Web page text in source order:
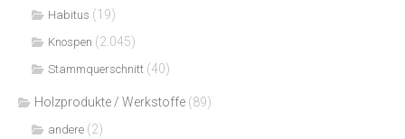
Habitus (19)
Knospen (2.045)
Stammquerschnitt (40)
Holzprodukte / Werkstoffe (89)
andere (2)